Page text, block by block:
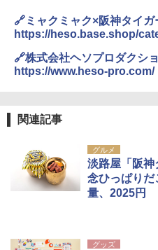
🔗ミャクミャク×阪神タイ
https://heso.base.shop/
🔗株式会社ヘソプロダクシ
https://www.heso-pro.com/
関連記事
グルメ
淡路屋「阪神
念ひっぱりだ
量、2025円
グッズ